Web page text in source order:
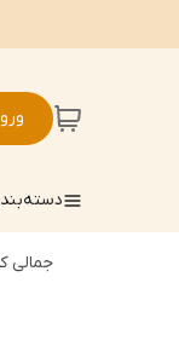
جمالی